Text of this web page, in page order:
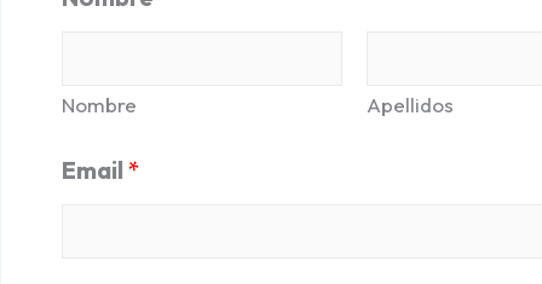
Nombre Apellidos
Email *